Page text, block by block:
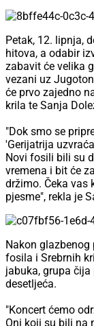
Petak, 12. lipnja,
hitova, a odabir
zabavit će velika
vezani uz
će prvo zajedno
krila te Sanja
"Dok smo se
'Gerijatrija
Novi fosili bili su
vremena i bit će
držimo. Čeka vas
pjesme", rekla je
Nakon
fosila i Srebrnih
jabuka, grupa
desetljeća.
"Koncert ćemo
Oni koji su bili na